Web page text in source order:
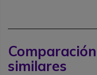
similares